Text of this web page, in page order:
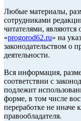
Любые материалы,
сотрудниками
читателями, являются
«progorod62.ru» на
законодательством о
деятельности.
Вся информация,
соответствии с
подлежит
форме, в том числе
переработке не иначе
правообладателя.